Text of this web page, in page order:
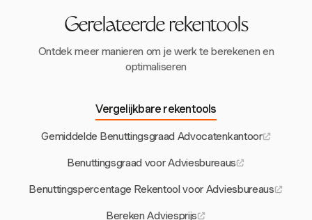
Gerelateerde rekentools
Ontdek meer manieren om je werk te berekenen en
optimaliseren
Vergelijkbare rekentools
Gemiddelde Benuttingsgraad Advocatenkantoor
Benuttingsgraad voor Adviesbureaus
Benuttingspercentage Rekentool voor Adviesbureaus
Bereken Adviesprijs